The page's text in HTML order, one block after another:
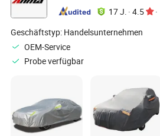
17 J. · 4.5 ·
Geschäftstyp: Handelsunternehmen
OEM-Service
Probe verfügbar